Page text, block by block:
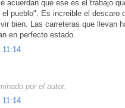
acuerdan que ese es el trabajo
pueblo". Es increible el descaro
bien. Las carreteras que llevan
en perfecto estado.
11:14
por el autor.